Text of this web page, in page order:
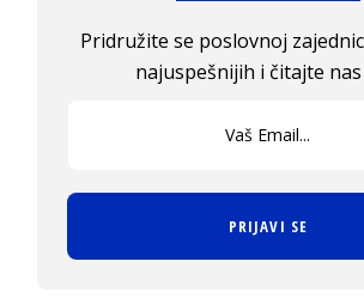
Pridružite se poslovnoj
najuspešnijih i čitajte
PRIJAVI SE